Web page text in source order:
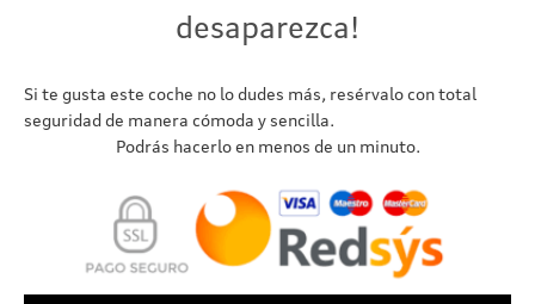
desaparezca!
Si te gusta este coche no lo dudes más, resérvalo con total
seguridad de manera cómoda y sencilla.
Podrás hacerlo en menos de un minuto.